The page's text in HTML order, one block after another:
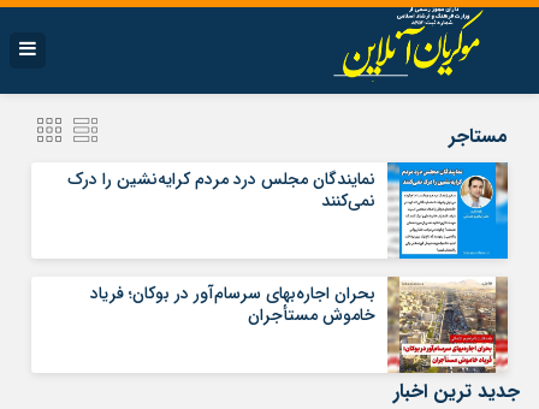
مستاجر
نمایندگان مجلس درد مردم کرایه‌نشین را درک
نمی‌کنند
بحران اجاره‌بهای سرسام‌آور در بوکان؛ فریاد
خاموش مستأجران
جدید ترین اخبار